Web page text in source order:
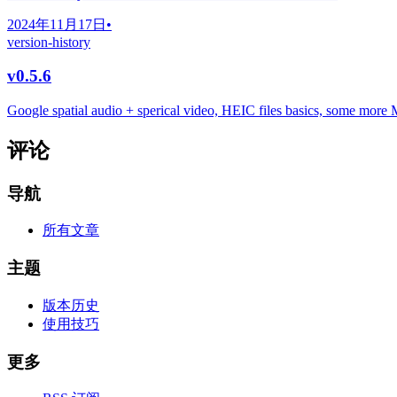
2024年11月17日 •
version-history
v0.5.6
Google spatial audio + sperical video, HEIC files basics, some more
评论
导航
所有文章
主题
版本历史
使用技巧
更多